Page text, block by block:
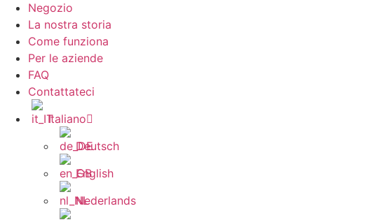
Negozio
La nostra storia
Come funziona
Per le aziende
FAQ
Contattateci
Italiano
Deutsch
English
Nederlands